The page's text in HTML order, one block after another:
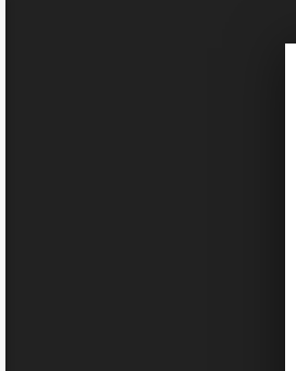
Sketchbook5, 스
Sketchbook5, 스